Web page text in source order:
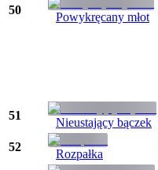
50
Powykręcany młot
51
Nieustający bączek
52
Rozpałka